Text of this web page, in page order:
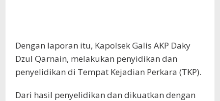
Dengan laporan itu, Kapolsek Galis AKP Daky
Dzul Qarnain, melakukan penyidikan dan
penyelidikan di Tempat Kejadian Perkara (TKP).
Dari hasil penyelidikan dan dikuatkan dengan